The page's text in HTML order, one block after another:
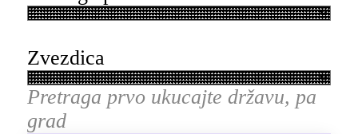
Zvezdica
Pretraga prvo ukucajte državu, pa
grad